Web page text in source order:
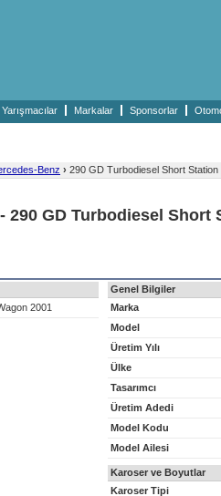
Yarışmacılar Markalar Sponsorlar
Benz › 290 GD Turbodiesel Short Station
290 GD Turbodiesel Short
2001
Genel Bilgiler
Marka
Model
Üretim Yılı
Ülke
Tasarımcı
Üretim Adedi
Model Kodu
Model Ailesi
Karoser ve Boyutlar
Karoser Tipi